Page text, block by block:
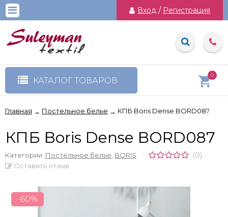
Вход / Регистрация
КАТАЛОГ ТОВАРОВ
0
Главная → Постельное белье → КПБ Boris Dense BORD087
КПБ Boris Dense BORD087
Категории: Постельное белье BORIS (0)
Оставить отзыв
-60%